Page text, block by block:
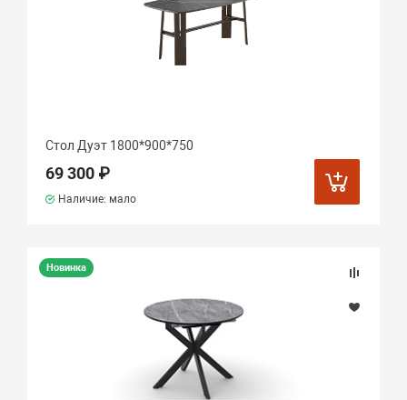
Стол Дуэт 1800*900*750
69 300 ₽
Наличие: мало
Новинка